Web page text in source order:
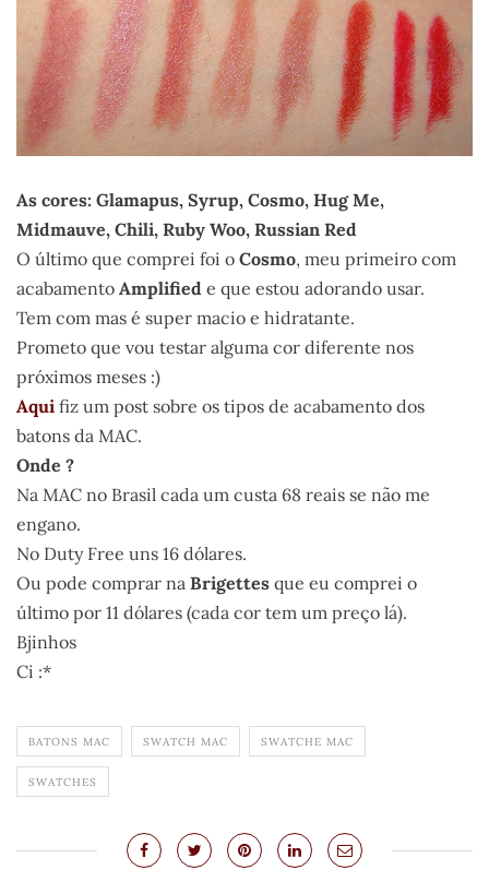
As cores: Glamapus, Syrup, Cosmo, Hug Me,
Midmauve, Chili, Ruby Woo, Russian Red
O último que comprei foi o Cosmo, meu primeiro com
acabamento Amplified e que estou adorando usar.
Tem com mas é super macio e hidratante.
Prometo que vou testar alguma cor diferente nos
próximos meses :)
Aqui fiz um post sobre os tipos de acabamento dos
batons da MAC.
Onde ?
Na MAC no Brasil cada um custa 68 reais se não me
engano.
No Duty Free uns 16 dólares.
Ou pode comprar na Brigettes que eu comprei o
último por 11 dólares (cada cor tem um preço lá).
Bjinhos
Ci :*
BATONS MAC SWATCH MAC SWATCHE MAC
SWATCHES